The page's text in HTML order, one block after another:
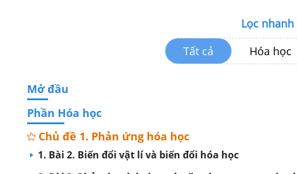
Lọc
Tất cả
Hóa học
Mở đầu
Phần Hóa học
Chủ đề 1. Phản ứng hóa học
1. Bài 2. Biến đổi vật lí và biến đổi hóa học